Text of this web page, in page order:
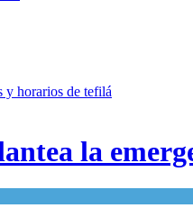
y horarios de tefilá
la